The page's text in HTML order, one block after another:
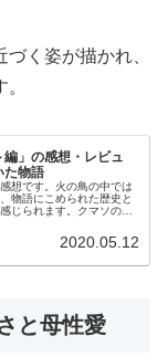
く姿が描かれ、
」の感想・レビュ
た物語
想です。火の鳥の中では
物語にこめられた歴史と
じられます。クマソの川
2020.05.12
と母性愛